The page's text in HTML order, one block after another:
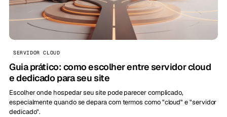
SERVIDOR CLOUD
Guia prático: como escolher entre servidor cloud
e dedicado para seu site
Escolher onde hospedar seu site pode parecer complicado,
especialmente quando se depara com termos como "cloud" e "servidor
dedicado".